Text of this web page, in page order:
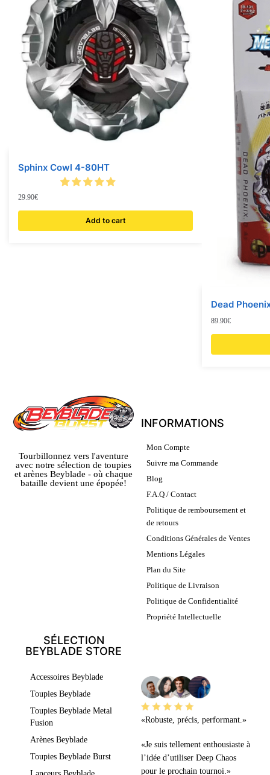
Sphinx Cowl 4-80HT
29.90€
Add to cart
Dead
89.90€
Tourbillonnez vers l'aventure
avec notre sélection de toupies
et arènes Beyblade - où chaque
bataille devient une épopée!
INFORMATIONS
Mon Compte
Suivre ma Commande
Blog
F.A.Q / Contact
Politique de remboursement et
de retours
Conditions Générales de Ventes
Mentions Légales
Plan du Site
Politique de Livraison
Politique de Confidentialité
Propriété Intellectuelle
SÉLECTION
BEYBLADE STORE
Accessoires Beyblade
Toupies Beyblade
Toupies Beyblade Metal
Fusion
Arènes Beyblade
Toupies Beyblade Burst
«Robuste, précis, performant.»
«Je suis tellement enthousiaste à
l’idée d’utiliser Deep Chaos
pour le prochain tournoi.»